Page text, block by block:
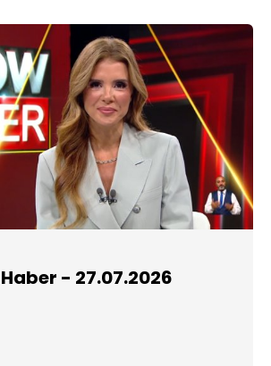
- 27.07.2026